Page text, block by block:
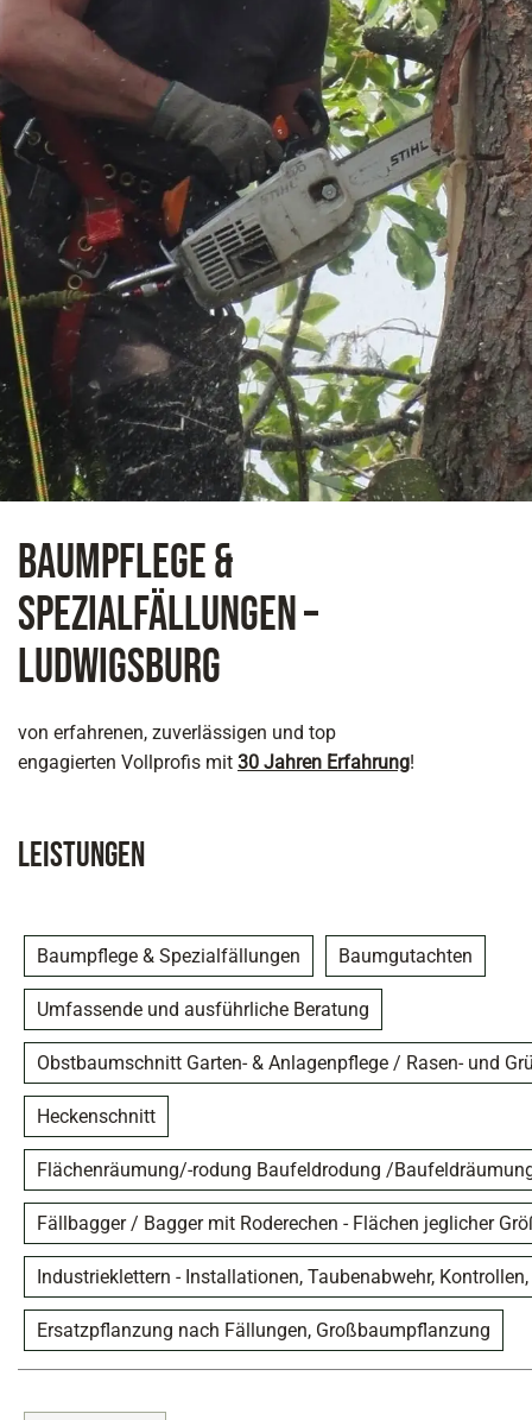
Baumpflege &
Spezialfällungen –
Ludwigsburg
von erfahrenen, zuverlässigen und top
engagierten Vollprofis mit 30 Jahren Erfahrung!
Leistungen
Baumpflege & Spezialfällungen Baumgutachten
Umfassende und ausführliche Beratung
Obstbaumschnitt Garten- & Anlagenpflege / Rasen- und
Heckenschnitt
Flächenräumung/-rodung Baufeldrodung /
Fällbagger / Bagger mit Roderechen - Flächen jeglicher
Industrieklettern - Installationen, Taubenabwehr,
Ersatzpflanzung nach Fällungen, Großbaumpflanzung